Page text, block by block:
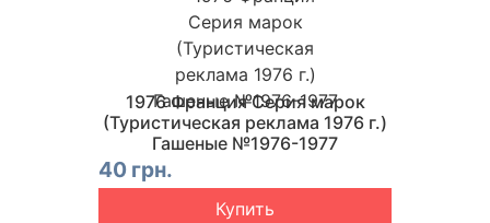
1976 Франция Серия марок
(Туристическая реклама 1976 г.)
Гашеные №1976-1977
40 грн.
Купить